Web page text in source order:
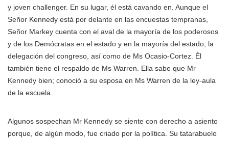
y joven challenger. En su lugar, él está cavando en. Aunque el
Señor Kennedy está por delante en las encuestas tempranas,
Señor Markey cuenta con el aval de la mayoría de los poderosos
y de los Demócratas en el estado y en la mayoría del estado, la
delegación del congreso, así como de Ms Ocasio-Cortez. Él
también tiene el respaldo de Ms Warren. Ella sabe que Mr
Kennedy bien; conoció a su esposa en Ms Warren de la ley-aula
de la escuela.
Algunos sospechan Mr Kennedy se siente con derecho a asiento
porque, de algún modo, fue criado por la política. Su tatarabuelo